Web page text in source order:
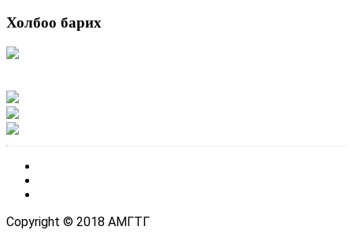
Холбоо барих
Copyright © 2018 АМГТГ